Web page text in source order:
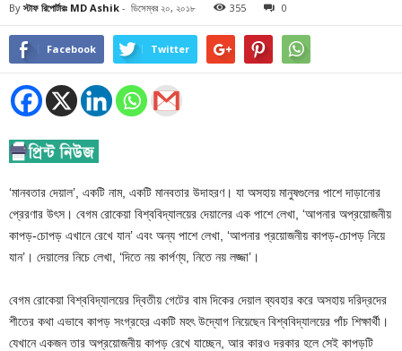
By স্টাফ রিপোর্টারঃ MD Ashik - ডিসেম্বর ২০, ২০১৮ 355 0
Facebook Twitter
‘মানবতার দেয়াল’, একটি নাম, একটি মানবতার উদাহরণ। যা অসহায় মানুষগুলের পাশে দাড়ানোর
প্রেরণার উৎস। বেগম রোকেয়া বিশ্ববিদ্যালয়ের দেয়ালের এক পাশে লেখা, ‘আপনার অপ্রয়োজনীয়
কাপড়-চোপড় এখানে রেখে যান’ এবং অন্য পাশে লেখা, ‘আপনার প্রয়োজনীয় কাপড়-চোপড় নিয়ে
যান’। দেয়ালের নিচে লেখা, ‘দিতে নয় কার্পণ্য, নিতে নয় লজ্জা’।
বেগম রোকেয়া বিশ্ববিদ্যালয়ের দ্বিতীয় গেটের বাম দিকের দেয়াল ব্যবহার করে অসহায় দরিদ্রদের
শীতের কথা এভাবে কাপড় সংগ্রহের একটি মহৎ উদ্যোগ নিয়েছেন বিশ্ববিদ্যালয়ের পাঁচ শিক্ষার্থী।
যেখানে একজন তার অপ্রয়োজনীয় কাপড় রেখে যাচ্ছেন, আর কারও দরকার হলে সেই কাপড়টি